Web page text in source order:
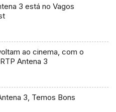
3 está no Vagos
ao cinema, com o
Antena 3
3, Temos Bons